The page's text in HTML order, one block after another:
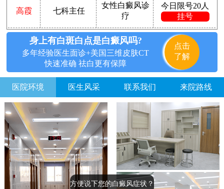
高霞 七科主任
女性白癜风诊
疗
今日限号20人
挂号
身上有白斑白点是白癜风吗?
多年经验医生面诊+美国三维皮肤CT
快速准确 祛白更有保障
点击
了解
医院环境 医生风采 联系我们 来院路线
方便说下您的白癜风症状？